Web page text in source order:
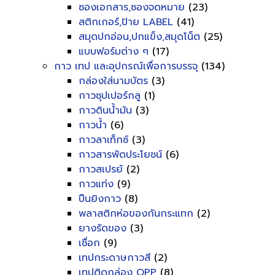
ซองเอกสาร,ซองจดหมาย (23)
สติกเกอร์,ป้าย LABEL (41)
สมุดปกอ่อน,ปกแข็ง,สมุดโน็ต (25)
แบบฟอร์มต่าง ๆ (17)
กาว เทป และอุปกรณ์เพื่อการบรรจุ (134)
กล่องใส่นามบัตร (3)
กาวซุปเปอร์กลู (1)
กาวดินน้ำมัน (3)
กาวน้ำ (6)
กาวลาเท็กซ์ (3)
กาวสารพัดประโยชน์ (6)
กาวสเปรย์ (2)
กาวแท่ง (9)
ปืนยิงกาว (8)
พลาสติกห่อของกันกระแทก (2)
ยางรัดของ (3)
เชื่อก (9)
เทปกระดาษกาวสี (2)